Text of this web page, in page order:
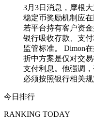
3月3日消息，摩根大
稳定币奖励机制应
若平台持有客户资
银行吸收存款、支
监管标准。 Dimon
折中方案是仅对交
支付利息。他强调
必须按照银行相关规
今日排行
RANKING TODAY